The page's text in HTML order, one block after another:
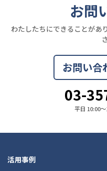
お問
わたしたちにできることがあ
お問い合
03-
平日 10:00
活用事例